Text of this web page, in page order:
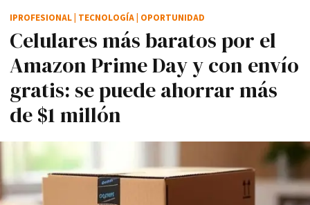
Celulares más baratos por el
Amazon Prime Day y con envío
gratis: se puede ahorrar más
de $1 millón
IPROFESIONAL TECNOLOGÍA OPORTUNIDAD